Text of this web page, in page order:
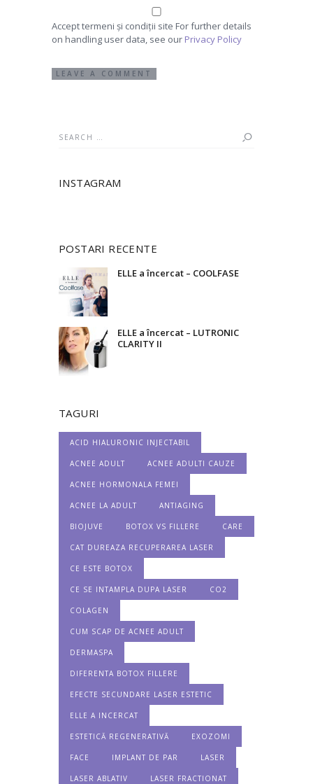
Accept termeni și condiții site For further details
on handling user data, see our Privacy Policy
Search
INSTAGRAM
POSTARI RECENTE
ELLE a încercat – COOLFASE
ELLE a încercat – LUTRONIC
CLARITY II
TAGURI
ACID HIALURONIC INJECTABIL
ACNEE ADULT ACNEE ADULTI CAUZE
ACNEE HORMONALA FEMEI
ACNEE LA ADULT ANTIAGING
BIOJUVE BOTOX VS FILLERE CARE
CAT DUREAZA RECUPERAREA LASER
CE ESTE BOTOX
CE SE INTAMPLA DUPA LASER CO2
COLAGEN
CUM SCAP DE ACNEE ADULT
DERMASPA
DIFERENTA BOTOX FILLERE
EFECTE SECUNDARE LASER ESTETIC
ELLE A INCERCAT
ESTETICĂ REGENERATIVĂ EXOZOMI
FACE IMPLANT DE PAR LASER
LASER ABLATIV LASER FRACTIONAT